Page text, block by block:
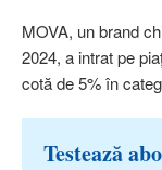
MOVA, un brand
2024, a intrat pe
cotă de 5% în
Testează